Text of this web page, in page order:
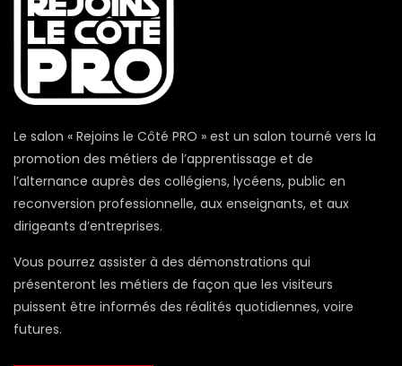
Le salon « Rejoins le Côté PRO » est un salon tourné vers la
promotion des métiers de l’apprentissage et de
l’alternance auprès des collégiens, lycéens, public en
reconversion professionnelle, aux enseignants, et aux
dirigeants d’entreprises.
Vous pourrez assister à des démonstrations qui
présenteront les métiers de façon que les visiteurs
puissent être informés des réalités quotidiennes, voire
futures.